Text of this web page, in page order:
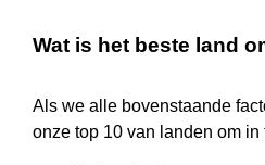
Wat is het beste land
Als we alle bovenstaande
onze top 10 van landen om in